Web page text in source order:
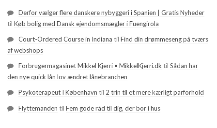
Derfor vælger flere danskere nybyggeri i Spanien | Gratis Nyheder
til Køb bolig med Dansk ejendomsmægler i Fuengirola
Court-Ordered Course in Indiana til Find din drømmeseng på tværs
af webshops
Forbrugermagasinet Mikkel Kjerri • MikkelKjerri.dk til Sådan har
den nye quick lån lov ændret lånebranchen
Psykoterapeut I København til 2 trin til et mere kærligt parforhold
Flyttemanden til Fem gode råd til dig, der bor i hus